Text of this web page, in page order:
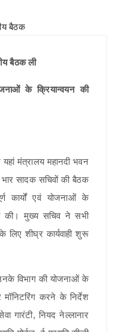
बैठक ली
के क्रियान्वयन की
मंत्रालय महानदी भवन
सादक सचिवों की बैठक
कार्यों एवं योजनाओं के
की। मुख्य सचिव ने सभी
लिए शीघ्र कार्यवाही शुरू
विभाग की योजनाओं के
मॉनिटरिंग करने के निर्देश
गारंटी, नियद नेल्लानार